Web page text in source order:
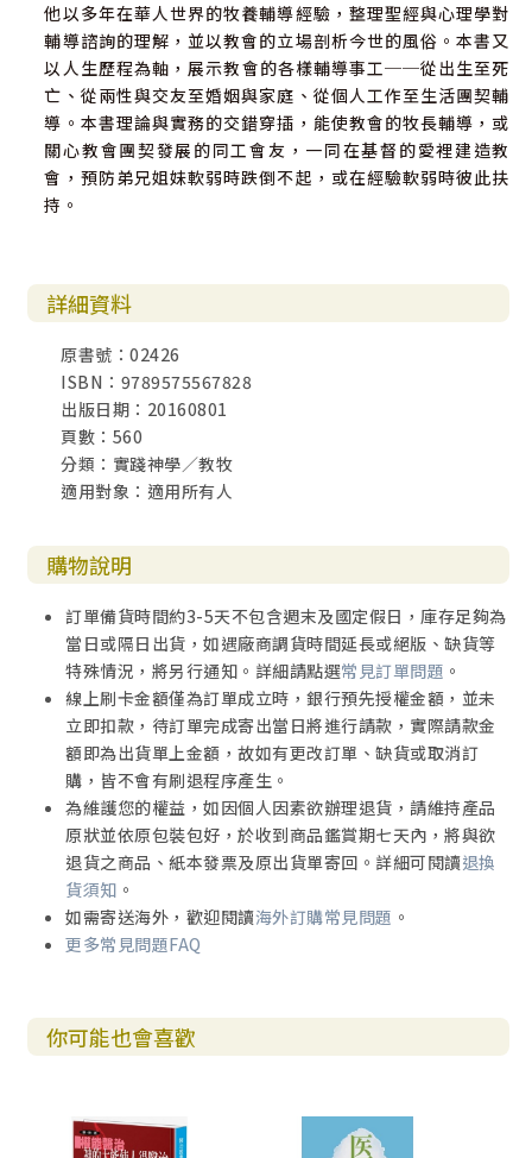
他以多年在華人世界的牧養輔導經驗，整理聖經與心理學對
輔導諮詢的理解，並以教會的立場剖析今世的風俗。本書又
以人生歷程為軸，展示教會的各樣輔導事工──從出生至死
亡、從兩性與交友至婚姻與家庭、從個人工作至生活團契輔
導。本書理論與實務的交錯穿插，能使教會的牧長輔導，或
關心教會團契發展的同工會友，一同在基督的愛裡建造教
會，預防弟兄姐妹軟弱時跌倒不起，或在經驗軟弱時彼此扶
持。
詳細資料
原書號：02426
ISBN：9789575567828
出版日期：20160801
頁數：560
分類：實踐神學／教牧
適用對象：適用所有人
購物說明
訂單備貨時間約3-5天不包含週末及國定假日，庫存足夠為
當日或隔日出貨，如遇廠商調貨時間延長或絕版、缺貨等
特殊情況，將另行通知。詳細請點選常見訂單問題 。
線上刷卡金額僅為訂單成立時，銀行預先授權金額，並未
立即扣款，待訂單完成寄出當日將進行請款，實際請款金
額即為出貨單上金額，故如有更改訂單、缺貨或取消訂
購，皆不會有刷退程序產生。
為維護您的權益，如因個人因素欲辦理退貨，請維持產品
原狀並依原包裝包好，於收到商品鑑賞期七天內，將與欲
退貨之商品、紙本發票及原出貨單寄回。詳細可閱讀退換
貨須知 。
如需寄送海外，歡迎閱讀海外訂購常見問題 。
更多常見問題FAQ
你可能也會喜歡